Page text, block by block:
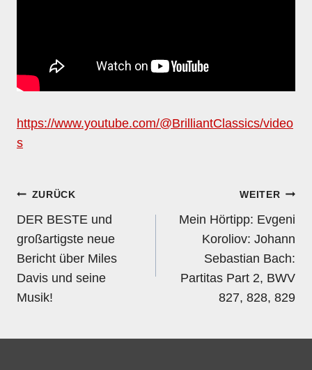
https://www.youtube.com/@BrilliantClassics/video
s
Beitragsnavigation
ZURÜCK
DER BESTE und
großartigste neue
Bericht über Miles
Davis und seine
Musik!
WEITER
Mein Hörtipp: Evgeni
Koroliov: Johann
Sebastian Bach:
Partitas Part 2, BWV
827, 828, 829